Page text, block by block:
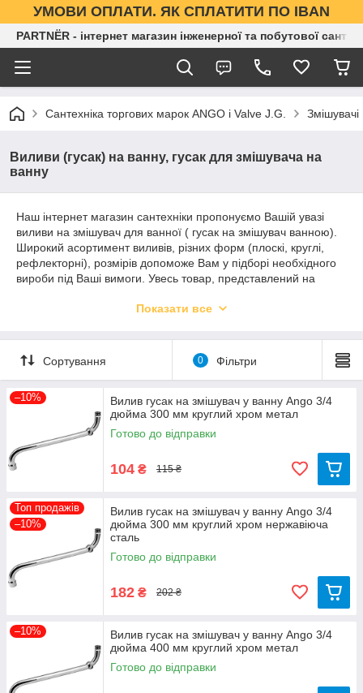
УМОВИ ОПЛАТИ. ЯК СПЛАТИТИ ПО IBAN
PARTNЁR - інтернет магазин інженерної та побутової
Сантехніка торгових марок ANGO і Valve J.G. Змішувачі
Виливи (гусак) на ванну, гусак для змішувача на
ванну
Наш інтернет магазин сантехніки пропонуємо Вашій увазі
виливи на змішувач для ванної ( гусак на змішувач ванною).
Широкий асортимент виливів, різних форм (плоскі, круглі,
рефлекторні), розмірів допоможе Вам у підборі необхідного
вироби під Ваші вимоги. Увесь товар, представлений на
впевненими в кращій ціні і якості товарів.
всій території України. З питань співпраці оптом звертайтесь
до наших менеджерів.
Показати все
Сортування 0 Фільтри
–10%
Вилив гусак на змішувач у ванну Ango 3/4
дюйма 300 мм круглий хром метал
Готово до відправки
104 ₴ 115 ₴
Топ продажів
–10%
Вилив гусак на змішувач у ванну Ango 3/4
дюйма 300 мм круглий хром нержавіюча
сталь
Готово до відправки
182 ₴ 202 ₴
–10%
Вилив гусак на змішувач у ванну Ango 3/4
дюйма 400 мм круглий хром метал
Готово до відправки